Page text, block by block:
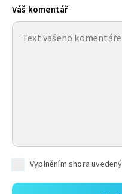
Váš komentář